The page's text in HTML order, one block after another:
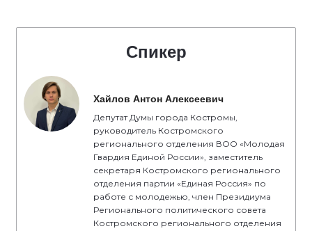
Спикер
Хайлов Антон Алексеевич
Депутат Думы города Костромы,
руководитель Костромского
регионального отделения ВОО «Молодая
Гвардия Единой России», заместитель
секретаря Костромского регионального
отделения партии «Единая Россия» по
работе с молодежью, член Президиума
Регионального политического совета
Костромского регионального отделения